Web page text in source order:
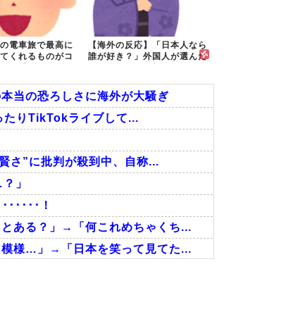
電車旅で最高に
くれるものがコ
【海外の反応】「日本人なら
誰が好き？」外国人が選んだ
当の恐ろしさに海外が大騒ぎ
たりTikTokライブして...
さ”に批判が殺到中、自称...
」
･････！
ある？」→「何これめちゃくち...
模様…」→「日本を笑って見てた...
に！メディカル検査をパス！現...